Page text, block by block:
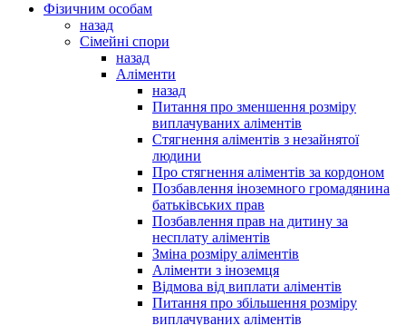
Фізичним особам
назад
Сімейні спори
назад
Аліменти
назад
Питання про зменшення розміру
виплачуваних аліментів
Стягнення аліментів з незайнятої
людини
Про стягнення аліментів за кордоном
Позбавлення іноземного громадянина
батьківських прав
Позбавлення прав на дитину за
несплату аліментів
Зміна розміру аліментів
Аліменти з іноземця
Відмова від виплати аліментів
Питання про збільшення розміру
виплачуваних аліментів